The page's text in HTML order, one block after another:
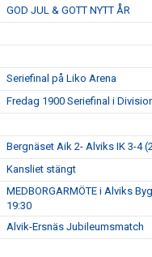
GOD JUL & GOTT NYTT ÅR
Seriefinal på Liko Arena
Fredag 1900 Seriefinal i
Bergnäset Aik 2- Alviks IK 3-4
Kansliet stängt
MEDBORGARMÖTE i Alviks
19:30
Alvik-Ersnäs Jubileumsmatch